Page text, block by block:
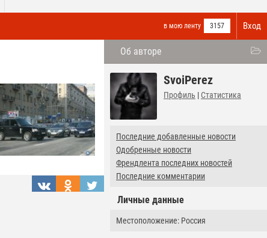
Вход
в мою ленту 3157
Об авторе
SvoiPerez
Профиль | Статистика
Последние добавленные новости
Одобренные новости
Френдлента последних новостей
Последние комментарии
Личные данные
Местоположение: Россия